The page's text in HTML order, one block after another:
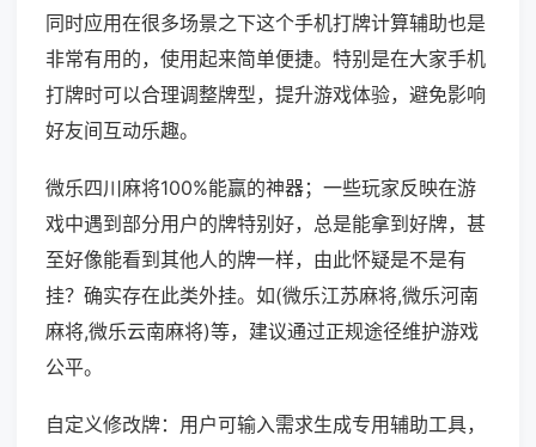
同时应用在很多场景之下这个手机打牌计算辅助也是
非常有用的，使用起来简单便捷。特别是在大家手机
打牌时可以合理调整牌型，提升游戏体验，避免影响
好友间互动乐趣。
微乐四川麻将100%能赢的神器；一些玩家反映在游
戏中遇到部分用户的牌特别好，总是能拿到好牌，甚
至好像能看到其他人的牌一样，由此怀疑是不是有
挂？确实存在此类外挂。如(微乐江苏麻将,微乐河南
麻将,微乐云南麻将)等，建议通过正规途径维护游戏
公平。
自定义修改牌：用户可输入需求生成专用辅助工具，